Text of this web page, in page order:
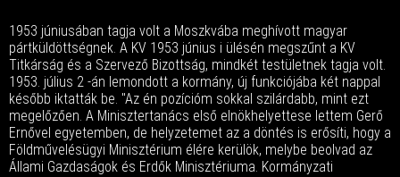
1953 júniusában tagja volt a Moszkvába meghívott magyar
pártküldöttségnek. A KV 1953 június i ülésén megszűnt a KV
Titkárság és a Szervező Bizottság, mindkét testületnek tagja volt.
1953. július 2 -án lemondott a kormány, új funkciójába két nappal
később iktatták be. "Az én pozícióm sokkal szilárdabb, mint ezt
megelőzően. A Minisztertanács első elnökhelyettese lettem Gerő
Ernővel egyetemben, de helyzetemet az a döntés is erősíti, hogy a
Földművelésügyi Minisztérium élére kerülök, melybe beolvad az
Állami Gazdaságok és Erdők Minisztériuma. Kormányzati